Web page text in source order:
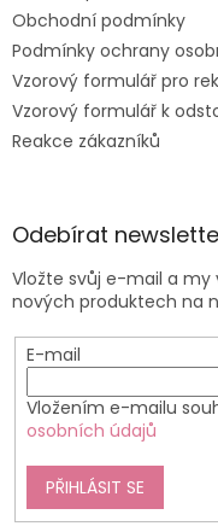
Obchodní podmínky
Podmínky ochrany
Vzorový formulář pro
Vzorový formulář k
Reakce zákazníků
Odebírat
Vložte svůj e-mail a
nových produktech na
E-mail
Vložením e-mailu
osobních údajů
PŘIHLÁSIT SE